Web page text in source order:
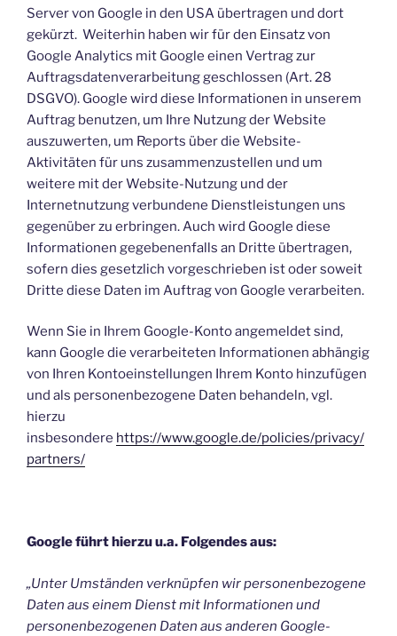
Server von Google in den USA übertragen und dort
gekürzt. Weiterhin haben wir für den Einsatz von
Google Analytics mit Google einen Vertrag zur
Auftragsdatenverarbeitung geschlossen (Art. 28
DSGVO). Google wird diese Informationen in unserem
Auftrag benutzen, um Ihre Nutzung der Website
auszuwerten, um Reports über die Website-
Aktivitäten für uns zusammenzustellen und um
weitere mit der Website-Nutzung und der
Internetnutzung verbundene Dienstleistungen uns
gegenüber zu erbringen. Auch wird Google diese
Informationen gegebenenfalls an Dritte übertragen,
sofern dies gesetzlich vorgeschrieben ist oder soweit
Dritte diese Daten im Auftrag von Google verarbeiten.
Wenn Sie in Ihrem Google-Konto angemeldet sind,
kann Google die verarbeiteten Informationen abhängig
von Ihren Kontoeinstellungen Ihrem Konto hinzufügen
und als personenbezogene Daten behandeln, vgl.
hierzu
insbesondere https://www.google.de/policies/privacy/
partners/
Google führt hierzu u.a. Folgendes aus:
„Unter Umständen verknüpfen wir personenbezogene
Daten aus einem Dienst mit Informationen und
personenbezogenen Daten aus anderen Google-